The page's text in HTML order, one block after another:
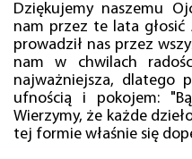
Dziękujemy naszemu
nam przez te lata głosić
prowadził nas przez
nam w chwilach
najważniejsza, dlatego
ufnością i pokojem:
Wierzymy, że każde
tej formie właśnie się